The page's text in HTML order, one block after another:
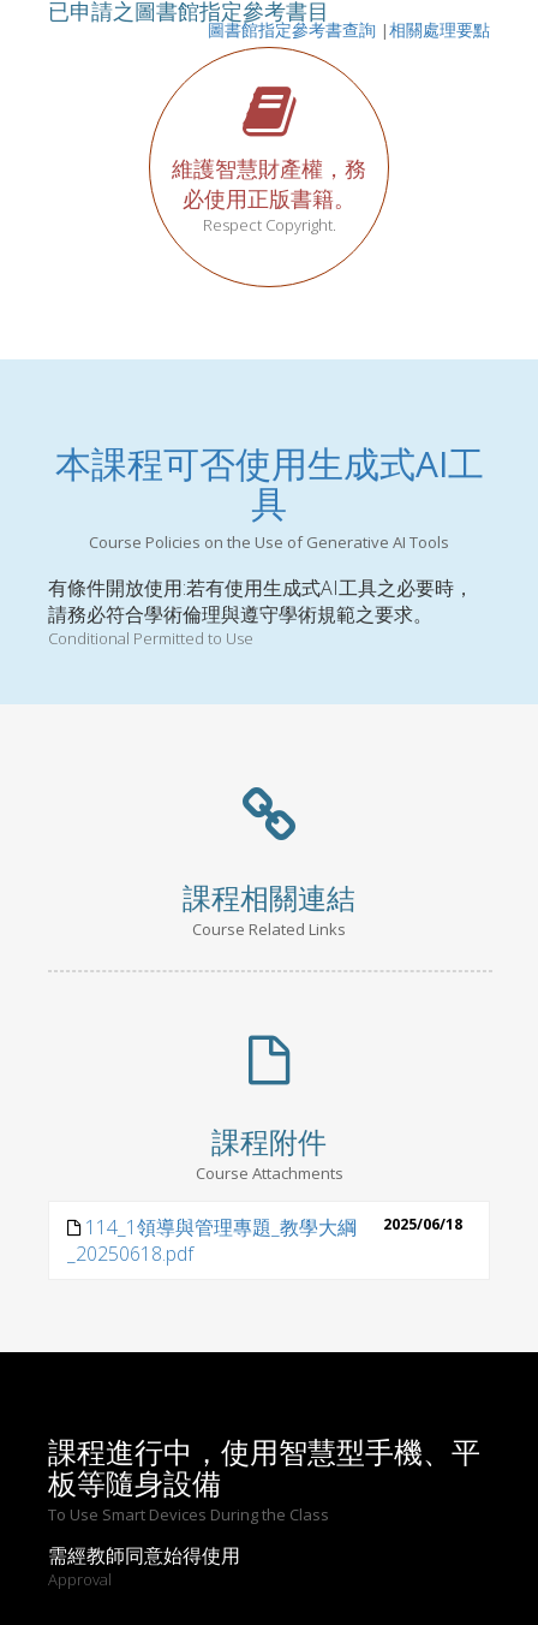
已申請之圖書館指定參考書目
圖書館指定參考書查詢 |相關處理要點
維護智慧財產權，務
必使用正版書籍。
Respect Copyright.
本課程可否使用生成式AI工
具
Course Policies on the Use of Generative AI Tools
有條件開放使用:若有使用生成式AI工具之必要時，
請務必符合學術倫理與遵守學術規範之要求。
Conditional Permitted to Use
課程相關連結
Course Related Links
課程附件
Course Attachments
2025/06/18
114_1領導與管理專題_教學大綱
_20250618.pdf
課程進行中，使用智慧型手機、平
板等隨身設備
To Use Smart Devices During the Class
需經教師同意始得使用
Approval